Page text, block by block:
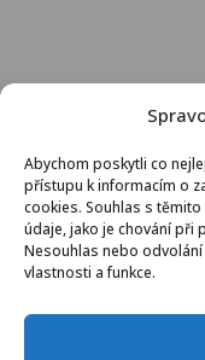
Abychom poskytli co
přístupu k informacím o
cookies. Souhlas s
údaje, jako je chování při
Nesouhlas nebo
vlastnosti a funkce.
•